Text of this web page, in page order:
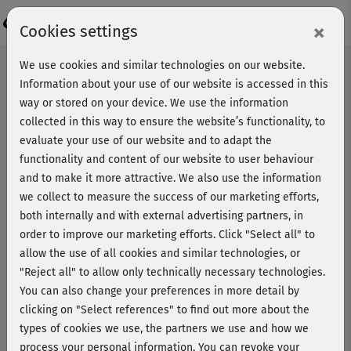
Cookies settings ×
We use cookies and similar technologies on our website.
Information about your use of our website is accessed in this
way or stored on your device. We use the information
collected in this way to ensure the website’s functionality, to
evaluate your use of our website and to adapt the
functionality and content of our website to user behaviour
and to make it more attractive. We also use the information
we collect to measure the success of our marketing efforts,
both internally and with external advertising partners, in
order to improve our marketing efforts. Click "Select all" to
allow the use of all cookies and similar technologies, or
"Reject all" to allow only technically necessary technologies.
You can also change your preferences in more detail by
clicking on "Select references" to find out more about the
types of cookies we use, the partners we use and how we
process your personal information. You can revoke your